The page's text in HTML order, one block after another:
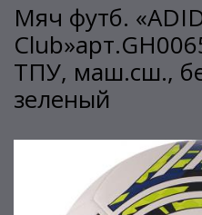
Мяч футб.
ТПУ, маш.сш.,
зеленый